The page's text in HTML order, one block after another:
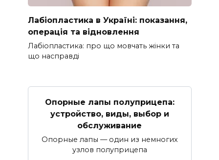
Лабіопластика в Україні: показання,
операція та відновлення
Лабіопластика: про що мовчать жінки та
що насправді
Опорные лапы полуприцепа:
устройство, виды, выбор и
обслуживание
Опорные лапы — один из немногих
узлов полуприцепа